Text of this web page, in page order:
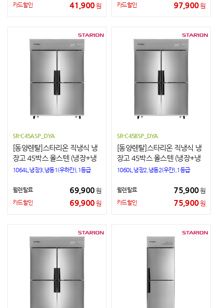
카드할인 41,900원 카드할인 97,900원
SR-C45ASP_DYA
[동양렌탈]스타리온 직냉식 냉
장고 45박스 올스텐 (냉장+냉
동)
1064L,냉장3,냉동1(우하칸),1등급
월렌탈료 69,900원
카드할인 69,900원
SR-C45BSP_DYA
[동양렌탈]스타리온 직냉식 냉
장고 45박스 올스텐 (냉장+냉
동)
1060L,냉장2,냉동2(우칸),1등급
월렌탈료 75,900원
카드할인 75,900원